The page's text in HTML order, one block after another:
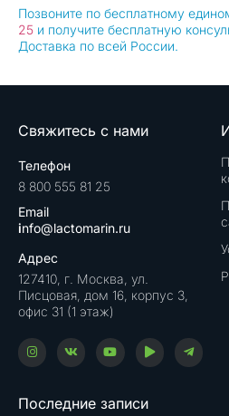
Позвоните по бесплатному
25 и получите бесплатную
Доставка по всей России.
Свяжитесь с нами
Телефон
8 800 555 81 25
Email
info@lactomarin.ru
Адрес
127410, г. Москва, ул.
Писцовая, дом 16, корпус 3,
офис 31 (1 этаж)
Последние записи